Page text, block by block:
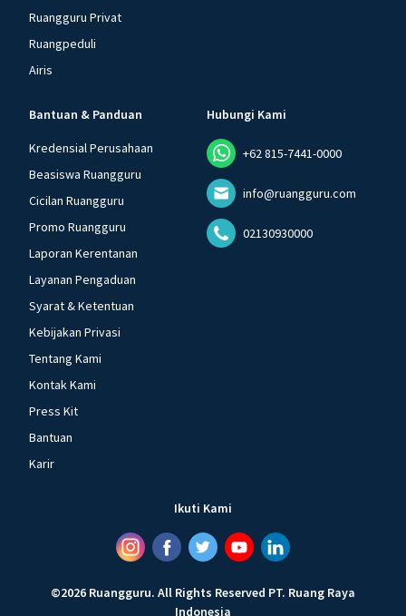
Ruangguru Privat
Ruangpeduli
Airis
Bantuan & Panduan
Kredensial Perusahaan
Beasiswa Ruangguru
Cicilan Ruangguru
Promo Ruangguru
Laporan Kerentanan
Layanan Pengaduan
Syarat & Ketentuan
Kebijakan Privasi
Tentang Kami
Kontak Kami
Press Kit
Bantuan
Karir
Hubungi Kami
+62 815-7441-0000
info@ruangguru.com
02130930000
Ikuti Kami
©2026 Ruangguru. All Rights Reserved PT. Ruang Raya
Indonesia